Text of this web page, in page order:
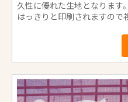
久性に優れた生地となります
はっきりと印刷されますので